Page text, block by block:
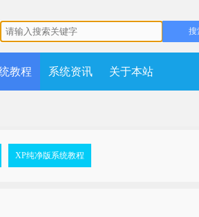
教程 系统资讯 关于本站
XP纯净版系统教程